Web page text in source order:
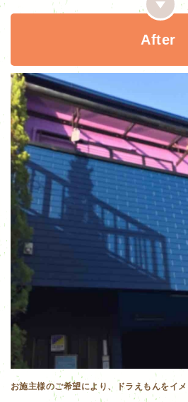
After
お施主様のご希望により、ドラえもんをイメ